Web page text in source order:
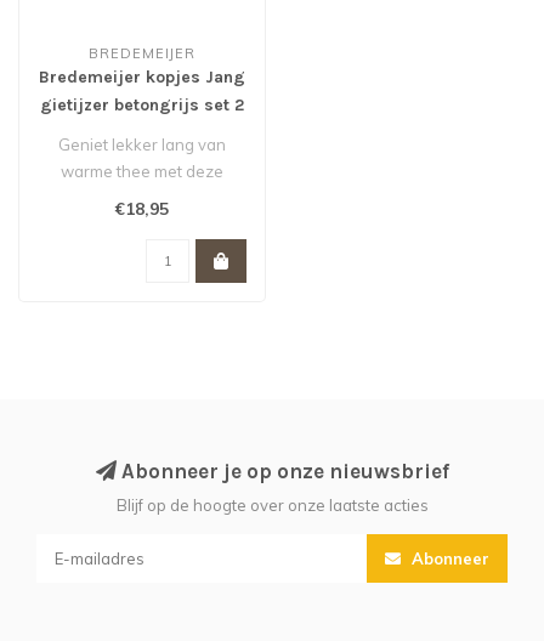
BREDEMEIJER
Bredemeijer kopjes Jang
gietijzer betongrijs set 2
stuks
Geniet lekker lang van
warme thee met deze
gietijzeren theekopjes Jang
€18,95
Abonneer je op onze nieuwsbrief
Blijf op de hoogte over onze laatste acties
Abonneer